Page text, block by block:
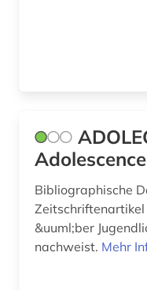
dermatologie (2)
deutsche forschungsgemeinschaft.
Bibliographische
Zeitschriftenartikel
&uuml;ber
nachweist. Mehr